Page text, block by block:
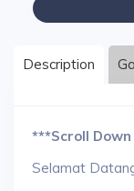
Description
***Scroll
Selamat